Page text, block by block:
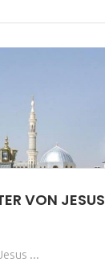
VON JESUS
...